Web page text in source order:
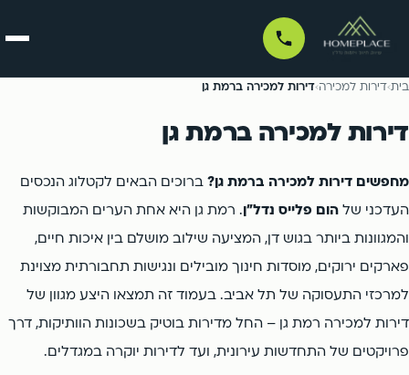
בית
דירות למכירה
לכל הדירות למכירה ←
רמת גן גבעתיים
דירות להשכרה לפי עירלכל הדירות להשכרה ←
רמת גן גבעתיים
בית›דירות למכירה›דירות למכירה ברמת גן
דירות למכירה ברמת גן
מחפשים דירות למכירה ברמת גן? ברוכים הבאים לקטלוג הנכסים
העדכני של הום פלייס נדל"ן . רמת גן היא אחת הערים המבוקשות
והמגוונות ביותר בגוש דן, המציעה שילוב מושלם בין איכות חיים,
פארקים ירוקים, מוסדות חינוך מובילים ונגישות תחבורתית מצוינת
למרכזי התעסוקה של תל אביב. בעמוד זה תמצאו היצע מגוון של
דירות למכירה רמת גן – החל מדירות בוטיק בשכונות הוותיקות, דרך
פרויקטים של התחדשות עירונית, ועד לדירות יוקרה במגדלים.